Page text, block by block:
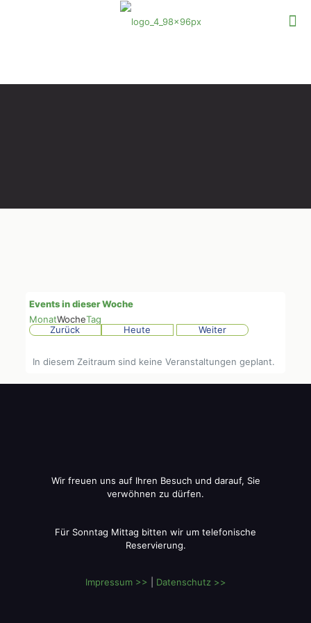
Events in dieser Woche
MonatWocheTag
Zurück
Heute Weiter
In diesem Zeitraum sind keine Veranstaltungen geplant.
Wir freuen uns auf Ihren Besuch und darauf, Sie
verwöhnen zu dürfen.
Für Sonntag Mittag bitten wir um telefonische
Reservierung.
Impressum >> Datenschutz >>